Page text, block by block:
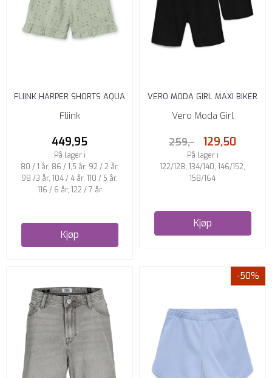
FLIINK HARPER SHORTS AQUA
GRAY
Fliink
449,95
På lager i
80 / 1 år, 86 / 1,5 år, 92 / 2 år,
98 /3 år, 104 / 4 år, 110 / 5 år,
116 / 6 år, 122 / 7 år
Kjøp
VERO MODA GIRL MAXI BIKER
SHORTS 2-PAKNING SVART
Vero Moda Girl
259,- 129,50
På lager i
122/128, 134/140, 146/152,
158/164
Kjøp
-50%